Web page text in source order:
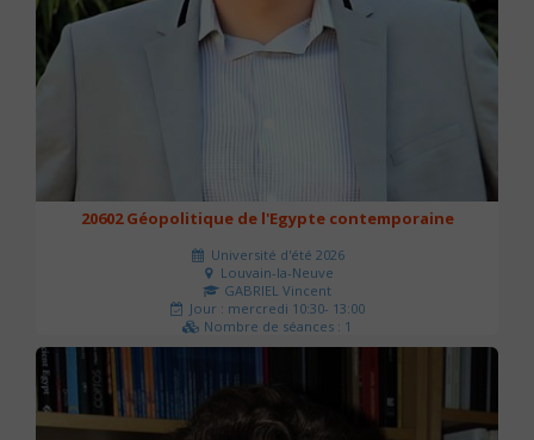
20602 Géopolitique de l'Egypte contemporaine
Université d'été 2026
Louvain-la-Neuve
GABRIEL Vincent
Jour : mercredi 10:30- 13:00
Nombre de séances : 1
21 €